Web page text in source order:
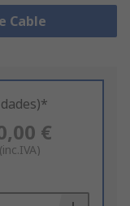
Cable
€
(inc.IVA)